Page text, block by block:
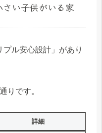
さい子供がいる家
ル安心設計」があり
りです。
詳細